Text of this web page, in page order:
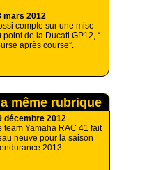
mars 2012
compte sur une mise
point de la Ducati GP12, “
après course”.
même rubrique
décembre 2012
team Yamaha RAC 41 fait
neuve pour la saison
2013.